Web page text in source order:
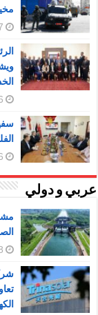
7
6
6
عربي و دولي
8